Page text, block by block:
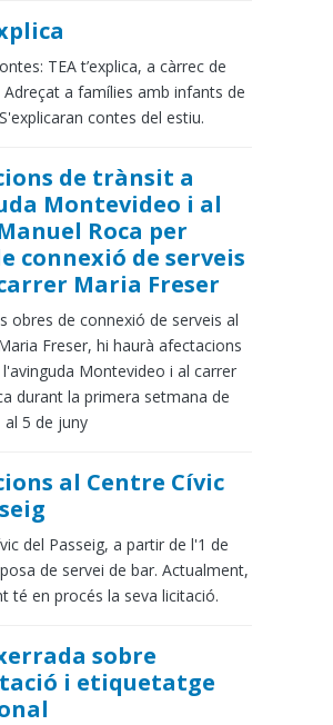
TEA t’explica, a càrrec de
Adreçat a famílies amb infants de
contes del estiu.
de trànsit a
Montevideo i al
Roca per
connexió de serveis
Maria Freser
obres de connexió de serveis al
Freser, hi haurà afectacions
Montevideo i al carrer
durant la primera setmana de
5 de juny
al Centre Cívic
del Passeig, a partir de l'1 de
de servei de bar. Actualment,
té en procés la seva licitació.
sobre
i etiquetatge